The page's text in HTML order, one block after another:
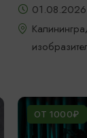
ОТ 1000₽